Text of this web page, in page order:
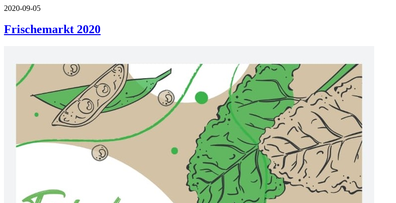
2020-09-05
Frischemarkt 2020